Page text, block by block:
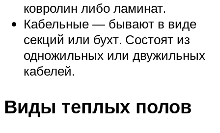
ковролин либо ламинат.
Кабельные — бывают в виде
секций или бухт. Состоят из
одножильных или двужильных
кабелей.
Виды теплых полов